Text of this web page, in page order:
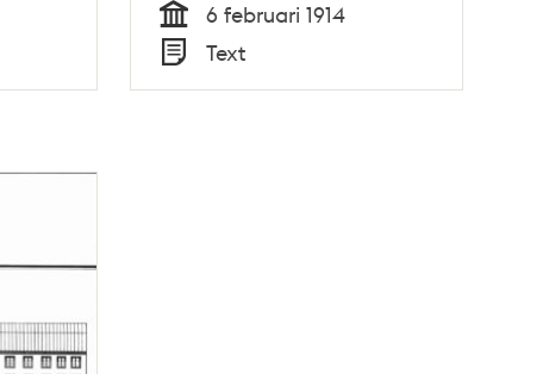
Tid
6 februari 1914
Typ
Text